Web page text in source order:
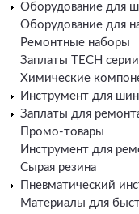
Оборудование для
Оборудование для
Ремонтные наборы
Заплаты TECH
Химические
Инструмент для
Заплаты для
Промо-товары
Инструмент для
Сырая резина
Пневматический
Материалы для